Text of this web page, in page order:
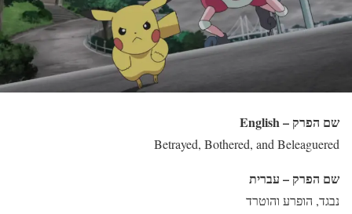
שם הפרק – English
Betrayed, Bothered, and Beleaguered
שם הפרק – עברית
נבגד, הופרע והוטרד